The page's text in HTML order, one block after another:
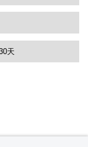
天